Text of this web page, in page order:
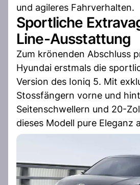
und agileres Fahrverhalten.
Sportliche
Line-Ausstattung
Zum krönenden Abschluss
Hyundai erstmals die
Version des Ioniq 5. Mit
Stossfängern vorne und
Seitenschwellern und 20-
dieses Modell pure Eleganz